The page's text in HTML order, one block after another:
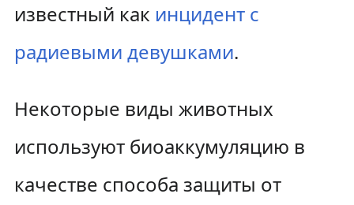
известный как инцидент с
радиевыми девушками.
Некоторые виды животных
используют биоаккумуляцию в
качестве способа защиты от